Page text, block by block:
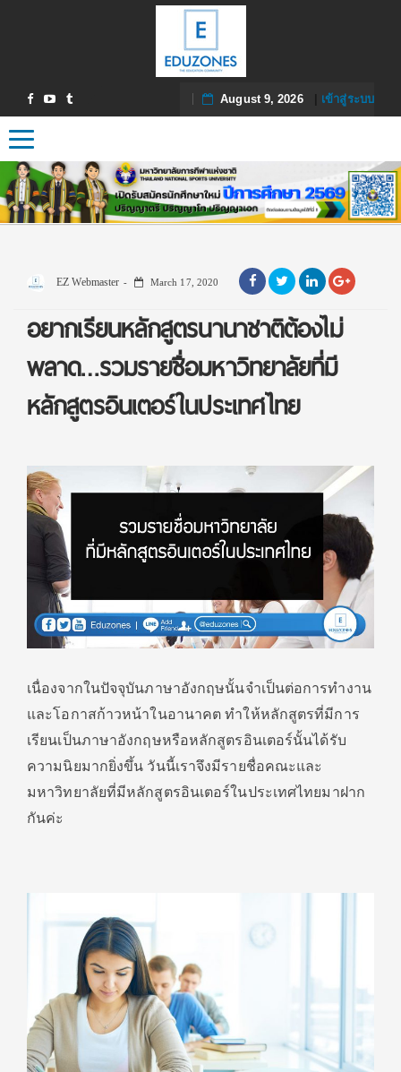
August 9, 2026| เข้าสู่ระบบ
Toggle navigation
EZ Webmaster March 17, 2020
อยากเรียนหลักสูตรนานาชาติต้องไม่
พลาด…รวมรายชื่อมหาวิทยาลัยที่มี
หลักสูตรอินเตอร์ในประเทศไทย
เนื่องจากในปัจจุบันภาษาอังกฤษนั้นจำเป็นต่อการทำงาน
และโอกาสก้าวหน้าในอานาคต ทำให้หลักสูตรที่มีการ
เรียนเป็นภาษาอังกฤษหรือหลักสูตรอินเตอร์นั้นได้รับ
ความนิยมากยิ่งขึ้น วันนี้เราจึงมีรายชื่อคณะและ
มหาวิทยาลัยที่มีหลักสูตรอินเตอร์ในประเทศไทยมาฝาก
กันค่ะ